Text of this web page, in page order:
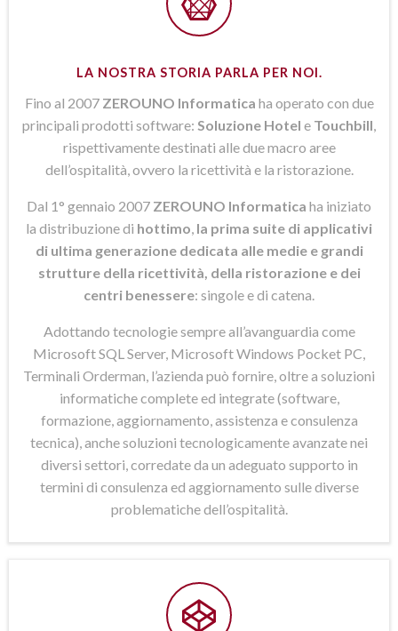
LA NOSTRA STORIA PARLA PER NOI.
Fino al 2007 ZEROUNO Informatica ha operato con due
principali prodotti software: Soluzione Hotel e Touchbill
rispettivamente destinati alle due macro aree
dell’ospitalità, ovvero la ricettività e la ristorazione.
Dal 1° gennaio 2007 ZEROUNO Informatica ha iniziato
la distribuzione di hottimo la prima suite di applicativi
di ultima generazione dedicata alle medie e grandi
strutture della ricettività, della ristorazione e dei
centri benessere: singole e di catena.
Adottando tecnologie sempre all’avanguardia come
Microsoft SQL Server, Microsoft Windows Pocket PC,
Terminali Orderman, l’azienda può fornire, oltre a soluzioni
informatiche complete ed integrate (software,
formazione, aggiornamento, assistenza e consulenza
tecnica), anche soluzioni tecnologicamente avanzate nei
diversi settori, corredate da un adeguato supporto in
termini di consulenza ed aggiornamento sulle diverse
problematiche dell’ospitalità.